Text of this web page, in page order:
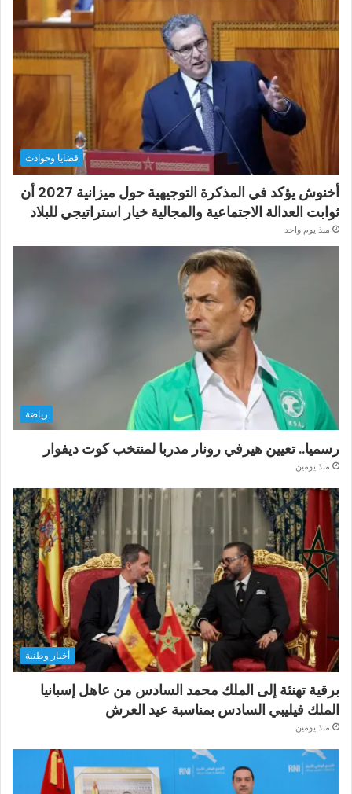
قضايا وحوادث
أخنوش يؤكد في المذكرة التوجيهية حول ميزانية 2027 أن
ثوابت العدالة الاجتماعية والمجالية خيار استراتيجي للبلاد
منذ يوم واحد
رياضة
رسميا.. تعيين هيرفي رونار مدربا لمنتخب كوت ديفوار
منذ يومين
أخبار وطنية
برقية تهنئة إلى الملك محمد السادس من عاهل إسبانيا
الملك فيليبي السادس بمناسبة عيد العرش
منذ يومين